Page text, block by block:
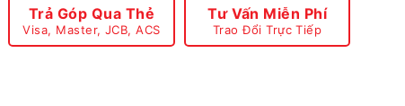
Trả Góp Qua Thẻ
Visa, Master, JCB, ACS
Tư Vấn Miễn Phí
Trao Đổi Trực Tiếp